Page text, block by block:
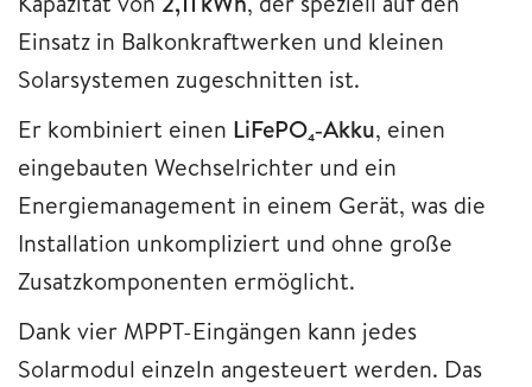
Einsatz in Balkonkraftwerken und kleinen
Solarsystemen zugeschnitten ist.
Er kombiniert einen LiFePO₄‑Akku, einen
eingebauten Wechselrichter und ein
Energiemanagement in einem Gerät, was die
Installation unkompliziert und ohne große
Zusatzkomponenten ermöglicht.
Dank vier MPPT-Eingängen kann jedes
Solarmodul einzeln angesteuert werden. Das